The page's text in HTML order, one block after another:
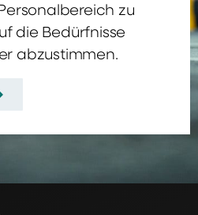
zu
die Bedürfnisse
abzustimmen.